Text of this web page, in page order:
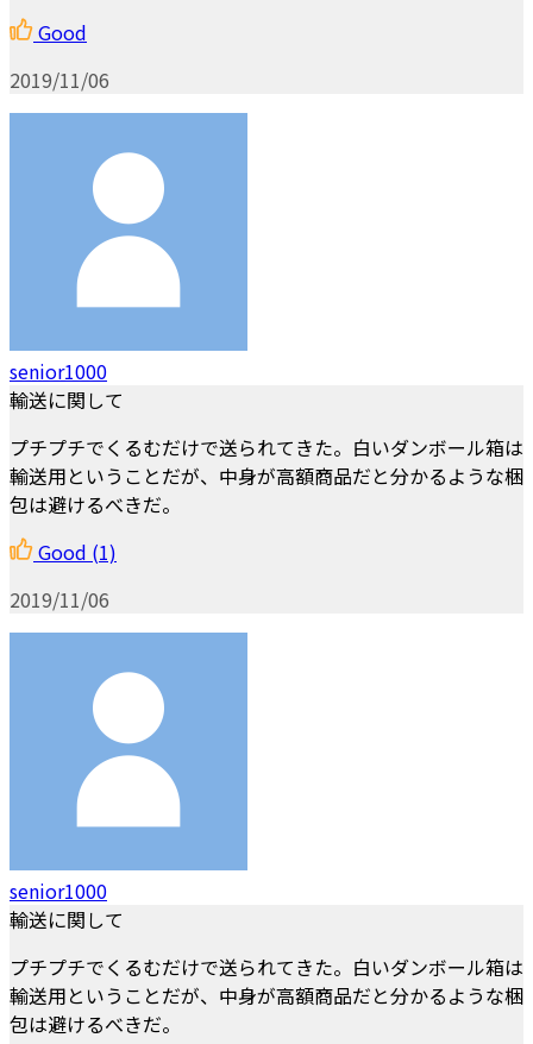
Good
2019/11/06
senior1000
輸送に関して
プチプチでくるむだけで送られてきた。白いダンボール箱は
輸送用ということだが、中身が高額商品だと分かるような梱
包は避けるべきだ。
Good (1)
2019/11/06
senior1000
輸送に関して
プチプチでくるむだけで送られてきた。白いダンボール箱は
輸送用ということだが、中身が高額商品だと分かるような梱
包は避けるべきだ。